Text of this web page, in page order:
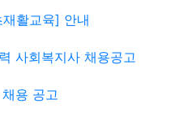
활교육] 안내
사회복지사 채용공고
용 공고